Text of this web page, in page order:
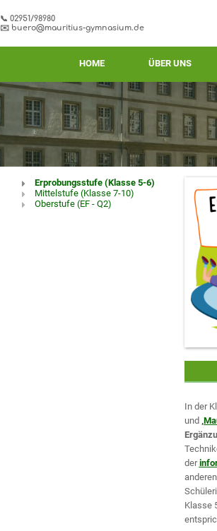
📞 02951/98980
✉️ buero@mauritius-gymnasium.de
HOME ÜBER UNS
Schullaufbahn
Erprobungsstufe (Klasse 5-6)
Mittelstufe (Klasse 7-10)
Oberstufe (EF - Q2)
In der
und
der
Klasse